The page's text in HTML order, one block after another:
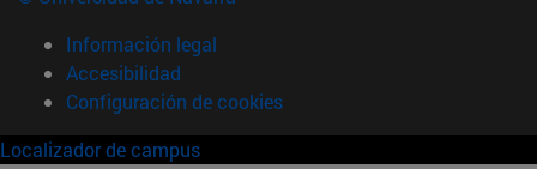
Información legal
Accesibilidad
Configuración de cookies
Localizador de campus